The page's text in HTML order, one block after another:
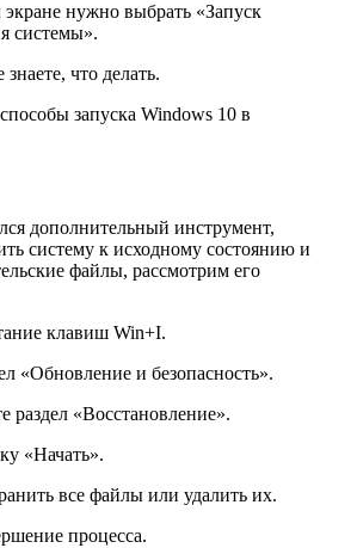
нужно выбрать «Запуск
системы».
что делать.
запуска Windows 10 в
дополнительный инструмент,
систему к исходному состоянию и
файлы, рассмотрим его
клавиш Win+I.
«Обновление и безопасность».
раздел «Восстановление».
«Начать».
все файлы или удалить их.
процесса.